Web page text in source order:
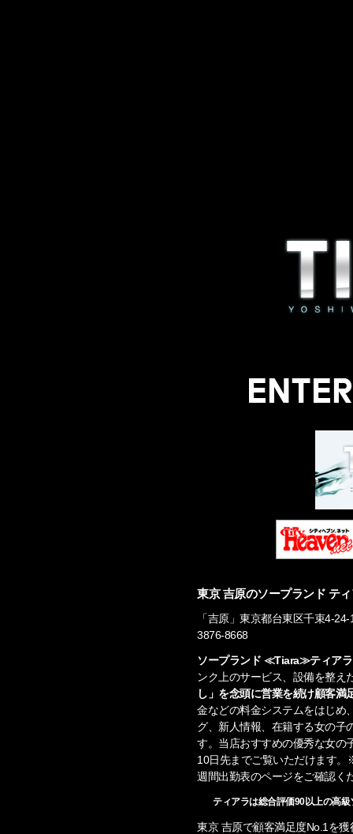
東京 吉原のソープランド テ
「吉原」東京都台東区千束4-
3876-8668
ソープランド ≪Tiara≫ティアラ
ンク上のサービス、設備を整え
し」を念頭に営業を続け顧客満
金などの料金システムをはじめ
グ、新人情報、在籍する女の子
す。当店おすすめの優秀な女の
10日先までご覧いただけます
週間出勤表のページをご確認く
ティアラは総合評価90以上の高級
東京 吉原で顧客満足度No.1を